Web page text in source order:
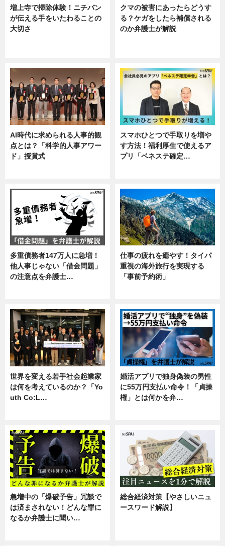
増上寺で掃除体験！ニチバン
が伝える手をいたわることの
大切さ
クマの被害にあったらどうす
る？ケガをしたら補償される
のか弁護士が解説
AI時代に求められる人事的観
点とは？「科学的人事アワー
ド」授賞式
スマホひとつで手取りを増や
す方法！福利厚生で使えるア
プリ「ベネステ確定…
多重債務者147万人に急増！
他人事じゃない「借金問題」
の注意点を弁護士…
仕事の疲れを癒やす！タイパ
重視の海外旅行を実現する
「事前予約術」
世界を変える若手社会起業家
は何を考えているのか？「Yo
uth Co:L…
婚活アプリで独身偽装の男性
に55万円支払い命令！「貞操
権」とは何かを弁…
急増中の「爆破予告」冗談で
は済まされない！どんな罪に
なるか弁護士に聞い…
総合経済対策【やさしいニュ
ースワード解説】